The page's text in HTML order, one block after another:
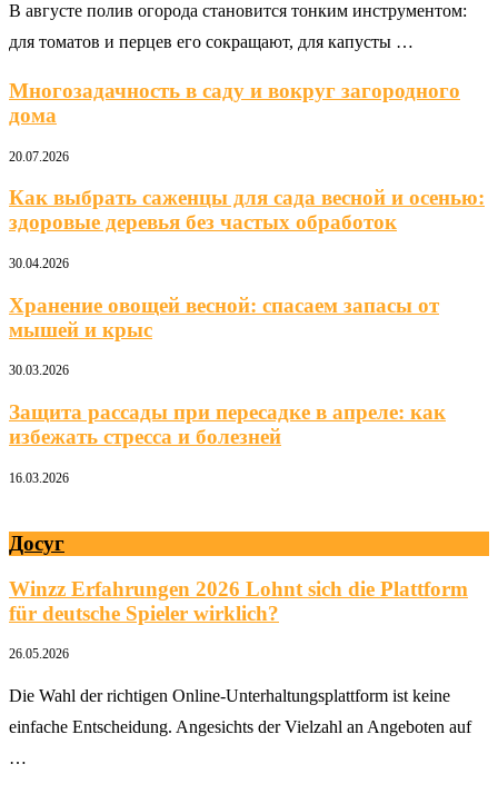
В августе полив огорода становится тонким инструментом:
для томатов и перцев его сокращают, для капусты …
Многозадачность в саду и вокруг загородного
дома
20.07.2026
Как выбрать саженцы для сада весной и осенью:
здоровые деревья без частых обработок
30.04.2026
Хранение овощей весной: спасаем запасы от
мышей и крыс
30.03.2026
Защита рассады при пересадке в апреле: как
избежать стресса и болезней
16.03.2026
Досуг
Winzz Erfahrungen 2026 Lohnt sich die Plattform
für deutsche Spieler wirklich?
26.05.2026
Die Wahl der richtigen Online-Unterhaltungsplattform ist keine
einfache Entscheidung. Angesichts der Vielzahl an Angeboten auf
…